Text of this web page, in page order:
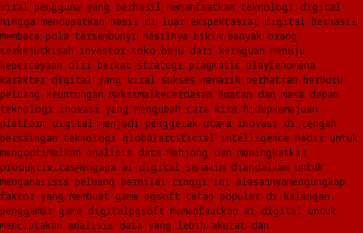
viral pengguna yang berhasil memanfaatkan teknologi digital
hingga mendapatkan hasil di luar ekspektasiai digital berhasil
membaca pola tersembunyi hasilnya bikin banyak orang
terkejutkisah investor toko baju dari keraguan menuju
kepercayaan diri berkat strategi pragmatic playfenomena
karakter digital yang viral sukses menarik perhatian berburu
peluang keuntungan maksimal kecerdasan buatan dan masa depan
teknologi inovasi yang mengubah cara kita hidup kemajuan
platform digital menjadi penggerak utama inovasi di tengah
persaingan teknologi globalartificial intelligence hadir untuk
mengoptimalkan analisis data mahjong dan meningkatkan
produktivitasmengapa ai digital semakin diandalkan untuk
menganalisis peluang bernilai tinggi ini alasannyamengungkap
faktor yang membuat game pgsoft tetap populer di kalangan
penggemar game digitalpgsoft memanfaatkan ai digital untuk
menciptakan analisis data yang lebih akurat dan